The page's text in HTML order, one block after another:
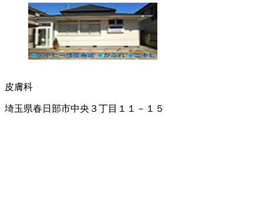
皮膚科
埼玉県春日部市中央３丁目１１－１５